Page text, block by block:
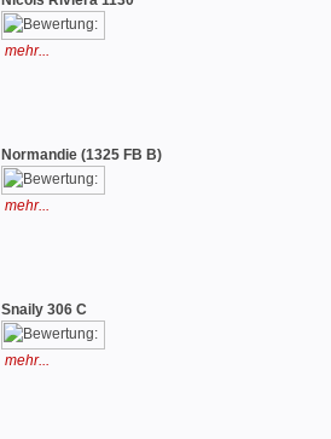
mehr...
Normandie (1325 FB B)
mehr...
Snaily 306 C
mehr...